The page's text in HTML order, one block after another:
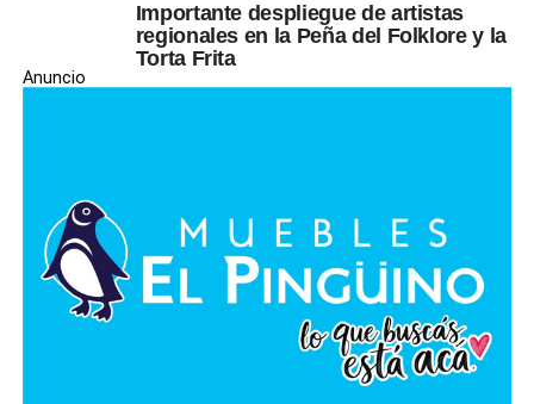
Importante despliegue de artistas
regionales en la Peña del Folklore y la
Torta Frita
Anuncio